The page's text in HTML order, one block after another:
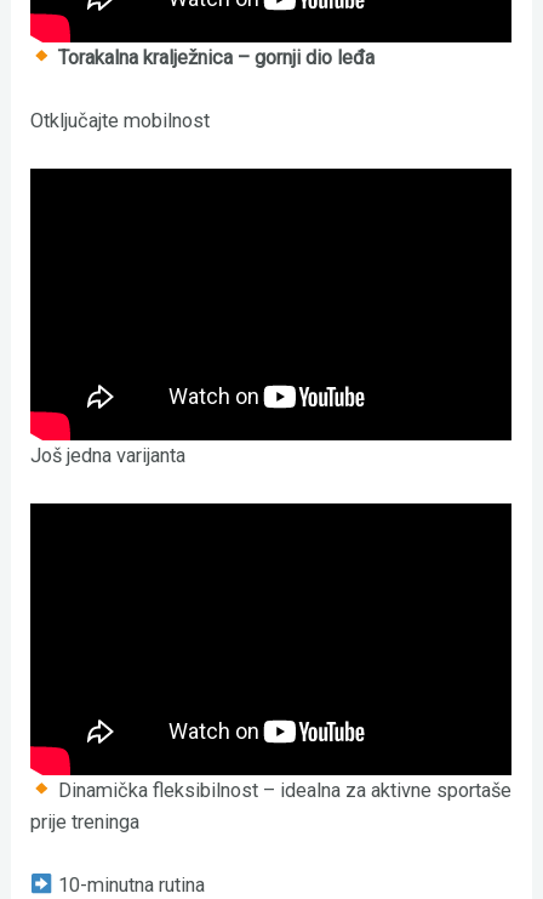
Torakalna kralježnica – gornji dio leđa
Otključajte mobilnost
Još jedna varijanta
Dinamička fleksibilnost – idealna za aktivne sportaše
prije treninga
10-minutna rutina